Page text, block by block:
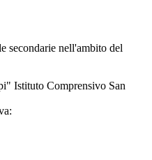
secondarie nell'ambito del
Istituto Comprensivo San